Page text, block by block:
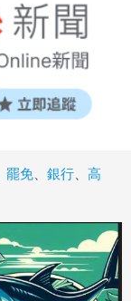
罷免 銀行
高